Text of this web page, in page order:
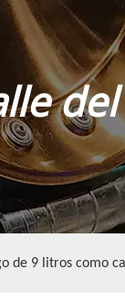
de 9 litros como